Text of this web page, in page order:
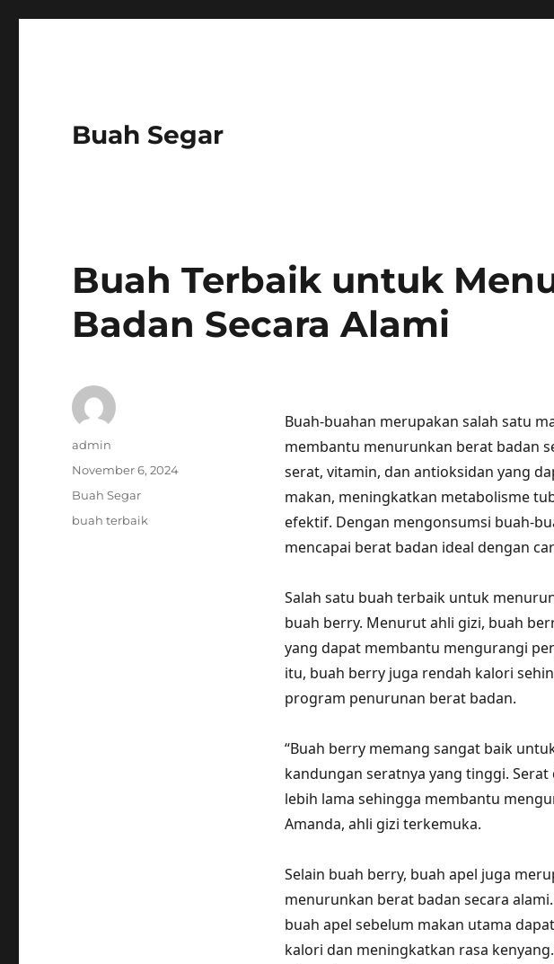
Buah Segar
Buah Terbaik untuk
Badan Secara Alami
Buah-buahan merupakan salah satu
membantu menurunkan berat badan
serat, vitamin, dan antioksidan yang
makan, meningkatkan metabolisme
efektif. Dengan mengonsumsi buah-
mencapai berat badan ideal dengan
Salah satu buah terbaik untuk
buah berry. Menurut ahli gizi, buah
yang dapat membantu mengurangi
itu, buah berry juga rendah kalori
program penurunan berat badan.
“Buah berry memang sangat baik
kandungan seratnya yang tinggi.
lebih lama sehingga membantu
Amanda, ahli gizi terkemuka.
Selain buah berry, buah apel juga
menurunkan berat badan secara
buah apel sebelum makan utama
kalori dan meningkatkan rasa
Author
admin
Posted
November 6, 2024
Categories
Buah Segar
Tags
buah terbaik